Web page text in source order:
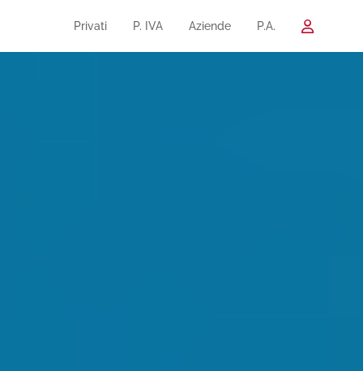
Privati P. IVA Aziende P.A.